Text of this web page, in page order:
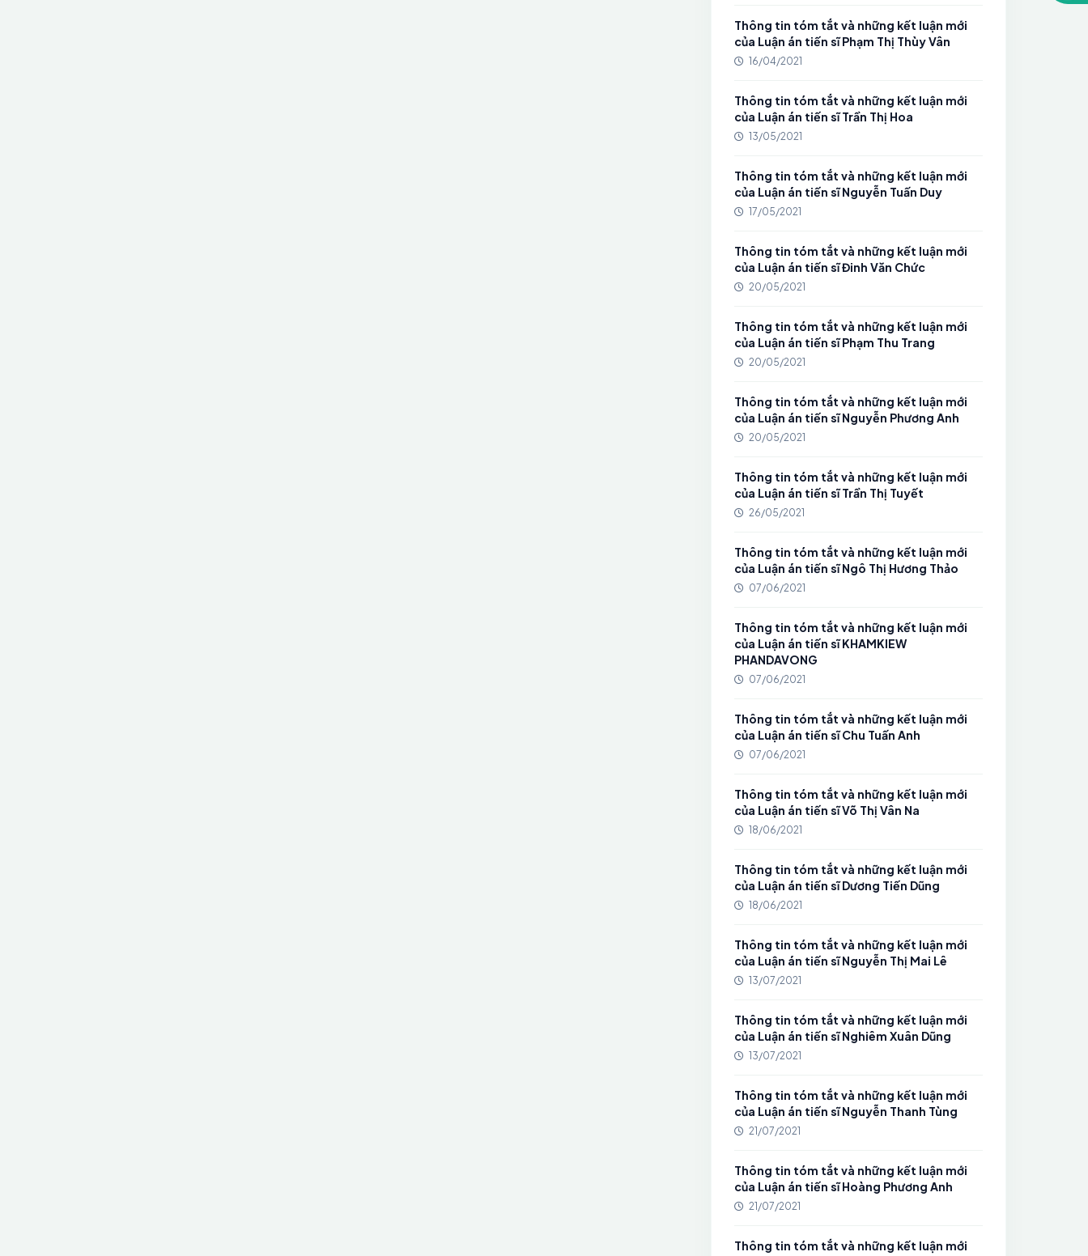
Thông tin tóm tắt và những kết luận mới
của Luận án tiến sĩ Phạm Thị Thùy Vân
16/04/2021
Thông tin tóm tắt và những kết luận mới
của Luận án tiến sĩ Trần Thị Hoa
13/05/2021
Thông tin tóm tắt và những kết luận mới
của Luận án tiến sĩ Nguyễn Tuấn Duy
17/05/2021
Thông tin tóm tắt và những kết luận mới
của Luận án tiến sĩ Đinh Văn Chức
20/05/2021
Thông tin tóm tắt và những kết luận mới
của Luận án tiến sĩ Phạm Thu Trang
20/05/2021
Thông tin tóm tắt và những kết luận mới
của Luận án tiến sĩ Nguyễn Phương Anh
20/05/2021
Thông tin tóm tắt và những kết luận mới
của Luận án tiến sĩ Trần Thị Tuyết
26/05/2021
Thông tin tóm tắt và những kết luận mới
của Luận án tiến sĩ Ngô Thị Hương Thảo
07/06/2021
Thông tin tóm tắt và những kết luận mới
của Luận án tiến sĩ KHAMKIEW
PHANDAVONG
07/06/2021
Thông tin tóm tắt và những kết luận mới
của Luận án tiến sĩ Chu Tuấn Anh
07/06/2021
Thông tin tóm tắt và những kết luận mới
của Luận án tiến sĩ Võ Thị Vân Na
18/06/2021
Thông tin tóm tắt và những kết luận mới
của Luận án tiến sĩ Dương Tiến Dũng
18/06/2021
Thông tin tóm tắt và những kết luận mới
của Luận án tiến sĩ Nguyễn Thị Mai Lê
13/07/2021
Thông tin tóm tắt và những kết luận mới
của Luận án tiến sĩ Nghiêm Xuân Dũng
13/07/2021
Thông tin tóm tắt và những kết luận mới
của Luận án tiến sĩ Nguyễn Thanh Tùng
21/07/2021
Thông tin tóm tắt và những kết luận mới
của Luận án tiến sĩ Hoàng Phương Anh
21/07/2021
Thông tin tóm tắt và những kết luận mới